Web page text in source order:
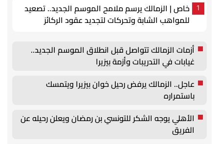
1
خاص | الزمالك يرسم ملامح الموسم الجديد.. تصعيد
للمواهب الشابة وتحركات لتجديد عقود الركائز
أزمات الزمالك تتواصل قبل انطلاق الموسم الجديد..
غيابات في التدريبات وأزمة بيزيرا
عاجل.. الزمالك يرفض رحيل خوان بيزيرا ويتمسك
باستمراره
الأهلي يوجه الشكر للتونسي بن رمضان ويعلن رحيله عن
الفريق